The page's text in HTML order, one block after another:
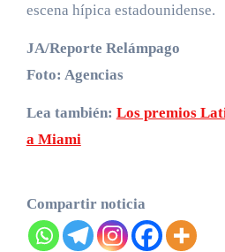
escena hípica estadounidense.
JA/Reporte Relámpago
Foto: Agencias
Lea también: Los premios
a Miami
Compartir noticia